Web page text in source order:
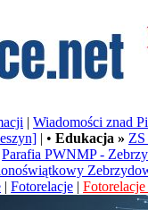
| Wiadomości znad
| • Edukacja »
Parafia PWNMP -
| Fotorelacje |